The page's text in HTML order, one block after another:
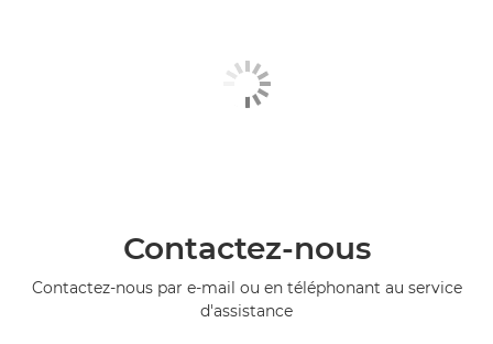
Contactez-nous
Contactez-nous par e-mail ou en téléphonant au service
d'assistance